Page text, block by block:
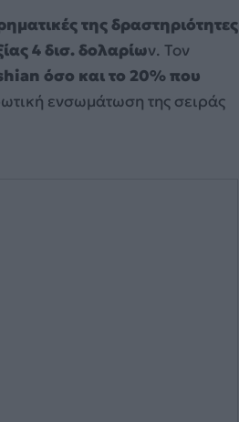
της δραστηριότητες
4 δισ. δολαρίων. Τον
όσο και το 20% που
ενσωμάτωση της σειράς